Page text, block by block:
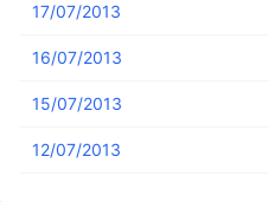
17/07/2013
16/07/2013
15/07/2013
12/07/2013